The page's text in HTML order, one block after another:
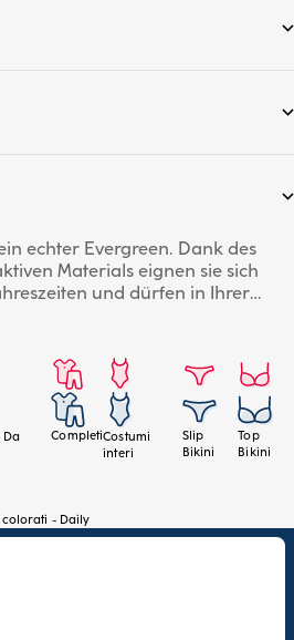
echter Evergreen. Dank des
Materials eignen sie sich
und dürfen in Ihrer
Situation mit eleganten oder
werden. Wè¤hlen Sie die
Ihren Tagen einen Hauch von
Da
CompletiCostumi
interi
Slip
Bikini
Top
Bikini
colorati - Daily